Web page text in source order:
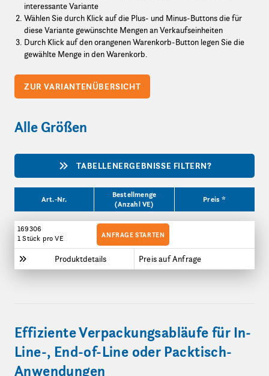
interessante Variante
Wählen Sie durch Klick auf die Plus- und Minus-Buttons die für
diese Variante gewünschte Mengen an Verkaufseinheiten
Durch Klick auf den orangenen Warenkorb-Button legen Sie die
gewählte Menge in den Warenkorb.
ZUR VARIANTENÜBERSICHT
Alle Größen
TABELLENERGEBNISSE FILTERN?
Art.-Nr.
Bestellmenge
(Anzahl VE)
Preis *
169306
1 Stück pro VE
Produktdetails Preis auf Anfrage
ANFRAGE STARTEN
Effiziente Verpackungsabläufe für In-
Line-, End-of-Line oder Packtisch-
Anwendungen